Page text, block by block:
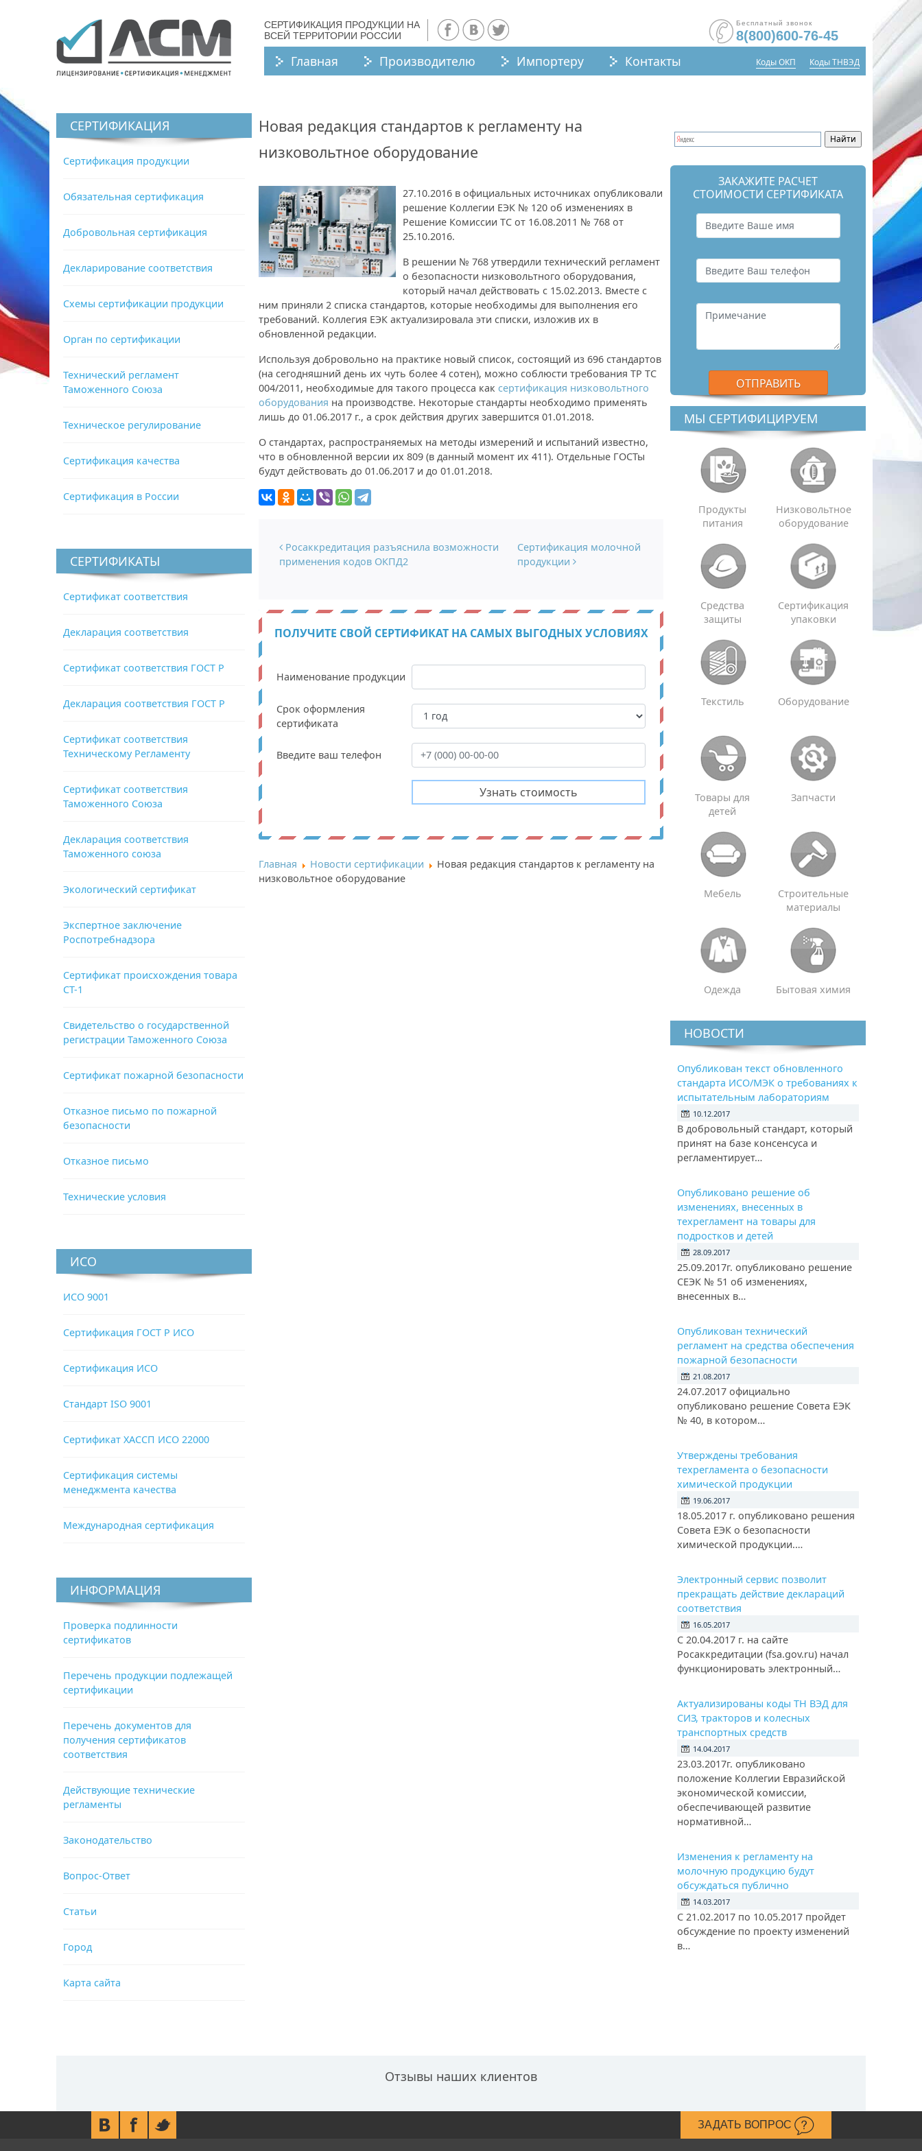
СЕРТИФИКАЦИЯ ПРОДУКЦИИ НА
ВСЕЙ ТЕРРИТОРИИ РОССИИ
Бесплатный звонок
8(800)600-76-45
Главная Производителю Импортеру Контакты Коды ОКП Коды ТНВЭД
СЕРТИФИКАЦИЯ
Сертификация продукции
Обязательная сертификация
Добровольная сертификация
Декларирование соответствия
Схемы сертификации продукции
Орган по сертификации
Технический регламент
Таможенного Союза
Техническое регулирование
Сертификация качества
Сертификация в России
СЕРТИФИКАТЫ
Сертификат соответствия
Декларация соответствия
Сертификат соответствия ГОСТ Р
Декларация соответствия ГОСТ Р
Сертификат соответствия
Техническому Регламенту
Сертификат соответствия
Таможенного Союза
Декларация соответствия
Таможенного союза
Экологический сертификат
Экспертное заключение
Роспотребнадзора
Сертификат происхождения товара
СТ-1
Свидетельство о государственной
регистрации Таможенного Союза
Сертификат пожарной безопасности
Отказное письмо по пожарной
безопасности
Отказное письмо
Технические условия
ИСО
ИСО 9001
Сертификация ГОСТ Р ИСО
Сертификация ИСО
Стандарт ISO 9001
Сертификат ХАССП ИСО 22000
Сертификация системы
менеджмента качества
Международная сертификация
ИНФОРМАЦИЯ
Проверка подлинности
сертификатов
Перечень продукции подлежащей
сертификации
Перечень документов для
получения сертификатов
соответствия
Действующие технические
регламенты
Законодательство
Вопрос-Ответ
Статьи
Город
Карта сайта
Новая редакция стандартов к регламенту на
низковольтное оборудование
27.10.2016 в официальных источниках опубликовали
решение Коллегии ЕЭК № 120 об изменениях в
Решение Комиссии ТС от 16.08.2011 № 768 от
25.10.2016.
В решении № 768 утвердили технический регламент
о безопасности низковольтного оборудования,
который начал действовать с 15.02.2013. Вместе с
ним приняли 2 списка стандартов, которые необходимы для выполнения его
требований. Коллегия ЕЭК актуализировала эти списки, изложив их в
обновленной редакции.
Используя добровольно на практике новый список, состоящий из 696 стандартов
(на сегодняшний день их чуть более 4 сотен), можно соблюсти требования ТР ТС
004/2011, необходимые для такого процесса как сертификация низковольтного
оборудования на производстве. Некоторые стандарты необходимо применять
лишь до 01.06.2017 г., а срок действия других завершится 01.01.2018.
О стандартах, распространяемых на методы измерений и испытаний известно,
что в обновленной версии их 809 (в данный момент их 411). Отдельные ГОСТы
будут действовать до 01.06.2017 и до 01.01.2018.
Навигация по записям
Росаккредитация разъяснила возможности
применения кодов ОКПД2
Сертификация молочной
продукции
ПОЛУЧИТЕ СВОЙ СЕРТИФИКАТ НА САМЫХ ВЫГОДНЫХ УСЛОВИЯХ
Наименование продукции
Срок оформления
сертификата
Введите ваш телефон
Главная Новости сертификации
Новая редакция стандартов к регламенту на
низковольтное оборудование
ЗАКАЖИТЕ РАСЧЕТ
СТОИМОСТИ СЕРТИФИКАТА
МЫ СЕРТИФИЦИРУЕМ
Продукты
питания
Низковольтное
оборудование
Средства
защиты
Сертификация
упаковки
Текстиль Оборудование
Товары для
детей
Запчасти
Мебель
Строительные
материалы
Одежда Бытовая химия
НОВОСТИ
Опубликован текст обновленного
стандарта ИСО/МЭК о требованиях к
испытательным лабораториям
10.12.2017
В добровольный стандарт, который
принят на базе консенсуса и
регламентирует…
Опубликовано решение об
изменениях, внесенных в
техрегламент на товары для
подростков и детей
28.09.2017
25.09.2017г. опубликовано решение
СЕЭК № 51 об изменениях,
внесенных в…
Опубликован технический
регламент на средства обеспечения
пожарной безопасности
21.08.2017
24.07.2017 официально
опубликовано решение Совета ЕЭК
№ 40, в котором…
Утверждены требования
техрегламента о безопасности
химической продукции
19.06.2017
18.05.2017 г. опубликовано решения
Совета ЕЭК о безопасности
химической продукции.…
Электронный сервис позволит
прекращать действие деклараций
соответствия
16.05.2017
С 20.04.2017 г. на сайте
Росаккредитации (fsa.gov.ru) начал
функционировать электронный…
Актуализированы коды ТН ВЭД для
СИЗ, тракторов и колесных
транспортных средств
14.04.2017
23.03.2017г. опубликовано
положение Коллегии Евразийской
экономической комиссии,
обеспечивающей развитие
нормативной…
Изменения к регламенту на
молочную продукцию будут
обсуждаться публично
14.03.2017
С 21.02.2017 по 10.05.2017 пройдет
обсуждение по проекту изменений
в…
Отзывы наших клиентов
ЗАДАТЬ ВОПРОС